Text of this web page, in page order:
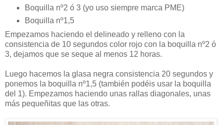
Boquilla nº2 ó 3 (yo uso siempre marca PME)
Boquilla nº1,5
Empezamos haciendo el delineado y relleno con la
consistencia de 10 segundos color rojo con la boquilla nº2 ó
3, dejamos que se seque al menos 12 horas.
Luego hacemos la glasa negra consistencia 20 segundos y
ponemos la boquilla nº1,5 (también podéis usar la boquilla
del 1). Empezamos haciendo unas rallas diagonales, unas
más pequeñitas que las otras.